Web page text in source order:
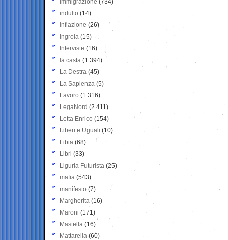
Immigrazione (734)
indulto (14)
inflazione (26)
Ingroia (15)
Interviste (16)
la casta (1.394)
La Destra (45)
La Sapienza (5)
Lavoro (1.316)
LegaNord (2.411)
Letta Enrico (154)
Liberi e Uguali (10)
Libia (68)
Libri (33)
Liguria Futurista (25)
mafia (543)
manifesto (7)
Margherita (16)
Maroni (171)
Mastella (16)
Mattarella (60)